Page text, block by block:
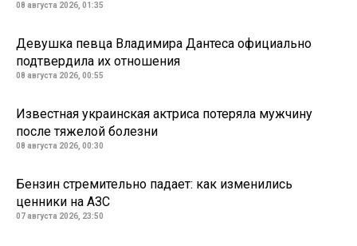
08 августа 2026, 01:35
Девушка певца Владимира Дантеса официально
подтвердила их отношения
08 августа 2026, 00:55
Известная украинская актриса потеряла мужчину
после тяжелой болезни
08 августа 2026, 00:30
Бензин стремительно падает: как изменились
ценники на АЗС
07 августа 2026, 23:50